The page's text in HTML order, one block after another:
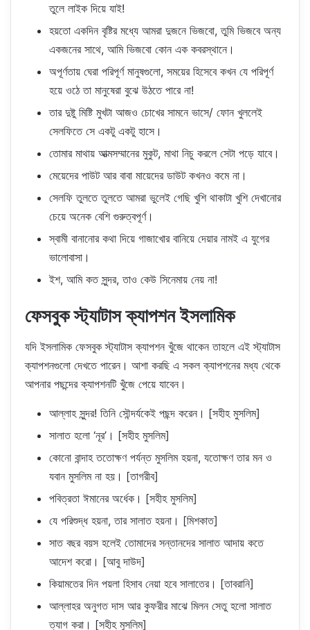
তুলে লাইক দিয়ে যাই!
হয়তো একদিন বৃষ্টির মধ্যে আমরা দুজনে ভিজবো, তুমি ভিজবে অন্য
একজনের সাথে, আমি ভিজবো কোন এক কবরস্থানে।
অপূর্ণতায় ঘেরা পরিপূর্ণ মানুষগুলো, সময়ের হিসেবে কখন যে পরিপূর্ণ
হয়ে ওঠে তা মানুষেরা বুঝে উঠতে পারে না!
তার দুষ্টু মিষ্টি মুখটা আজও চোখের সামনে ভাসে/ ফোন খুললেই
সেলফিতে সে একটু একটু হাসে।
তোমার মাথায় আত্মসম্মানের মুকুট, মাথা নিচু করলে সেটা পড়ে যাবে।
মেয়েদের পাউট আর বাবা মায়েদের ডাউট কখনও কমে না।
সেলফি তুলতে তুলতে আমরা ভুলেই গেছি খুশি থাকাটা খুশি দেখানোর
চেয়ে অনেক বেশি গুরুত্বপূর্ণ।
স্বামী বানানোর কথা দিয়ে গাজাখোর বানিয়ে দেয়ার নামই এ যুগের
ভালোবাসা।
ইশ, আমি কত সুন্দর, তাও কেউ সিনেমায় নেয় না!
ফেসবুক স্ট্যাটাস ক্যাপশন ইসলামিক
যদি ইসলামিক ফেসবুক স্ট্যাটাস ক্যাপশন খুঁজে থাকেন তাহলে এই স্ট্যাটাস
ক্যাপশনগুলো দেখতে পারেন। আশা করছি এ সকল ক্যাপশনের মধ্য থেকে
আপনার পছন্দের ক্যাপশনটি খুঁজে পেয়ে যাবেন।
আল্লাহ সুন্দর! তিনি সৌন্দর্যকেই পছন্দ করেন। [সহীহ মুসলিম]
সালাত হলো ‘নূর’। [সহীহ মুসলিম]
কোনো বান্দাহ ততোক্ষণ পর্যন্ত মুসলিম হয়না, যতোক্ষণ তার মন ও
যবান মুসলিম না হয়। [তাগরীব]
পবিত্রতা ঈমানের অর্ধেক। [সহীহ মুসলিম]
যে পরিশুদ্ধ হয়না, তার সালাত হয়না। [মিশকাত]
সাত বছর বয়স হলেই তোমাদের সন্তানদের সালাত আদায় কতে
আদেশ করো। [আবু দাউদ]
কিয়ামতের দিন পয়লা হিসাব নেয়া হবে সালাতের। [তাবরানি]
আল্লাহর অনুগত দাস আর কুফরীর মাঝে মিলন সেতু হলো সালাত
ত্যাগ করা। [সহীহ মুসলিম]